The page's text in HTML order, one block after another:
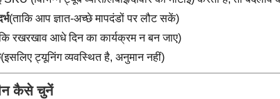
(ताकि आप ज्ञात-अच्छे मापदंडों पर लौट सकें)
रखरखाव आधे दिन का कार्यक्रम न बन जाए)
(इसलिए ट्यूनिंग व्यवस्थित है, अनुमान नहीं)
कैसे चुनें